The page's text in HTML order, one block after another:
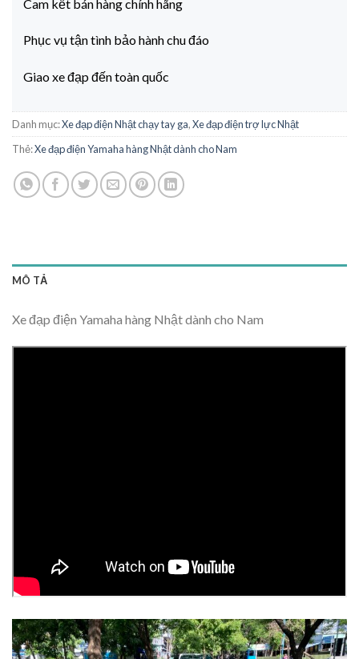
Cam kết bán hàng chính hãng
Phục vụ tận tình bảo hành chu đáo
Giao xe đạp đến toàn quốc
Danh mục:Xe đạp điện Nhật chạy tay ga,Xe đạp điện trợ lực Nhật
Thẻ:Xe đạp điện Yamaha hàng Nhật dành cho Nam
MÔ TẢ
Xe đạp điện Yamaha hàng Nhật dành cho Nam